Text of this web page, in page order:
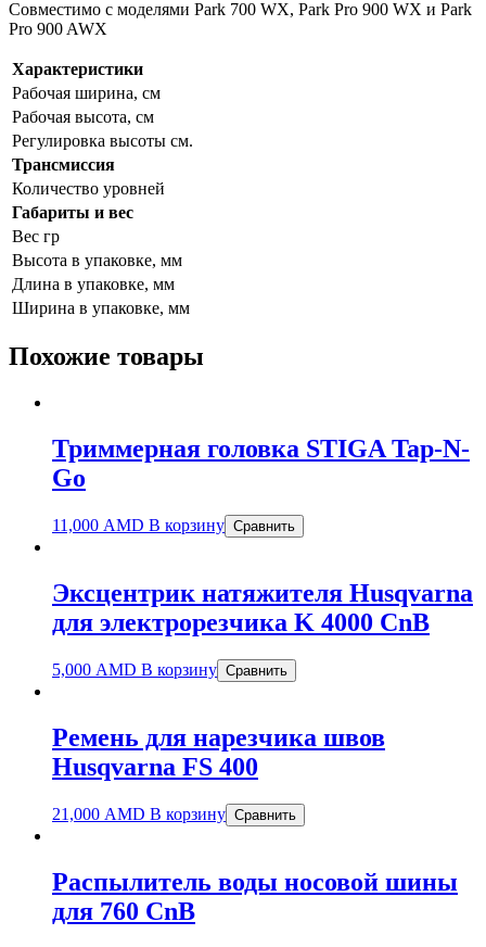
Совместимо с моделями Park 700 WX, Park Pro 900 WX и Park
Pro 900 AWX
Характеристики
Рабочая ширина, см
Рабочая высота, см
Регулировка высоты см.
Трансмиссия
Количество уровней
Габариты и вес
Вес гр
Высота в упаковке, мм
Длина в упаковке, мм
Ширина в упаковке, мм
Похожие товары
Триммерная головка STIGA Tap-N-
Go
11,000 AMD В корзину Сравнить
Эксцентрик натяжителя Husqvarna
для электрорезчика K 4000 CnB
5,000 AMD В корзину Сравнить
Ремень для нарезчика швов
Husqvarna FS 400
21,000 AMD В корзину Сравнить
Распылитель воды носовой шины
для 760 CnB